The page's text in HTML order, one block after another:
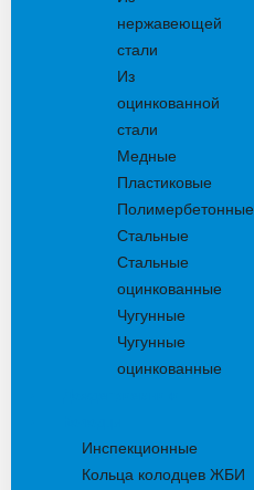
нержавеющей
стали
Из
оцинкованной
стали
Медные
Пластиковые
Полимербетонные
Стальные
Стальные
оцинкованные
Чугунные
Чугунные
оцинкованные
Инспекционные
Кольца колодцев ЖБИ